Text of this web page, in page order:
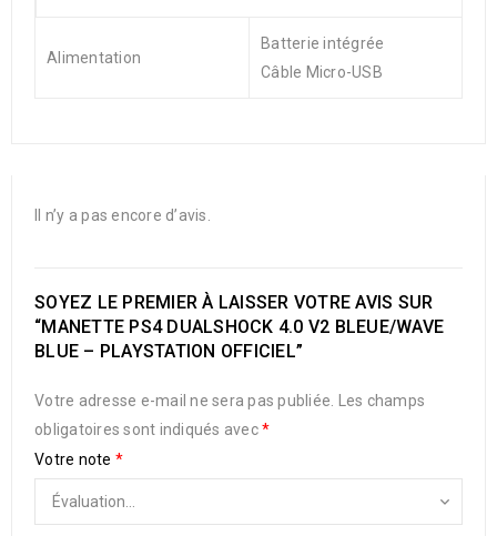
Alimentation
Batterie intégrée
Câble Micro-USB
Il n’y a pas encore d’avis.
SOYEZ LE PREMIER À LAISSER VOTRE AVIS SUR
“MANETTE PS4 DUALSHOCK 4.0 V2 BLEUE/WAVE
BLUE – PLAYSTATION OFFICIEL”
Votre adresse e-mail ne sera pas publiée.
Les champs
obligatoires sont indiqués avec*
Votre note *